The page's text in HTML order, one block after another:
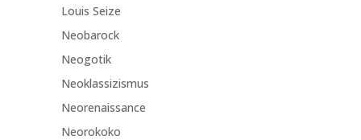
Louis Seize
Neobarock
Neogotik
Neoklassizismus
Neorenaissance
Neorokoko